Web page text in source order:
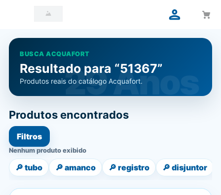
BUSCA ACQUAFORT
Resultado para “51367”
Produtos reais do catálogo Acquafort.
Produtos encontrados
Filtros
Nenhum produto exibido
🔎 tubo 🔎 amanco 🔎 registro 🔎 disjuntor